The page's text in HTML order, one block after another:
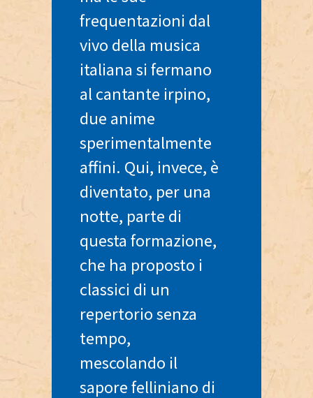
frequentazioni dal
vivo della musica
italiana si fermano
al cantante irpino,
due anime
sperimentalmente
affini. Qui, invece, è
diventato, per una
notte, parte di
questa formazione,
che ha proposto i
classici di un
repertorio senza
tempo,
mescolando il
sapore felliniano di